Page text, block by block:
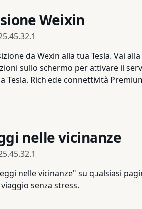
Weixin
da Wexin alla tua Tesla. Vai
sullo schermo per attivare il
Tesla. Richiede connettività
nelle vicinanze
nelle vicinanze" su qualsiasi
senza stress.